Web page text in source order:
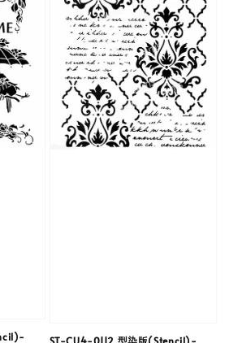
ST-CU4-0112 型染版(Stencil)-